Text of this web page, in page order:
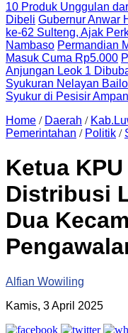
10 Produk Unggulan
Dibeli Gubernur Anwar
ke-62 Sulteng, Ajak
Nambaso Permandian
Masuk Cuma Rp5.000
Anjungan Leok 1
Syukuran Nelayan
Syukur di Pesisir
Home / Daerah /
Pemerintahan / Politik /
Ketua
Distribusi
Dua
Alfian Wowiling
Kamis, 3 April 2025